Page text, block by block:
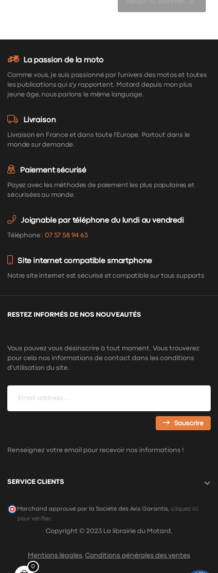
La passion de la moto
Comme vous, je suis passionné par l'univers des motos et toutes
les publications qui s'y rapportent. Motard depuis mon plus
jeune âge, nous parlons le même language.
Livraison
Livraison en France et dans toute l'Europe. Partout dans le
monde sur demande.
Paiement sécurisé
Payez avec les méthodes de paiement les plus populaires et
sécurisées au monde.
Joignable par téléphone du lundi au vendredi
Téléphone :07 57 58 94 63
Site internet compatible smartphone
Notre site internet est sécurisé et compatible sur tous supports
RESTEZ INFORMÉS DE NOS NOUVEAUTÉS
Vous pouvez vous désinscrire à tout moment. Vous trouverez
pour cela nos informations de contact dans les conditions
d'utilisation du site.
Souscrire
Renseignez votre email pour recevoir nos informations !
SERVICE CLIENTS 
Marchand approuvé par la Société des Avis Garantis, cliquez ici
pour vérifier
Copyright © 2023 La librairie du Motard.
Mentions légales Conditions générales des ventes
0